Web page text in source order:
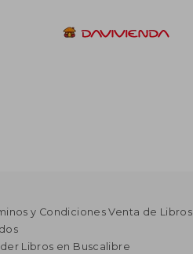
y Condiciones Venta de Libros
Libros en Buscalibre